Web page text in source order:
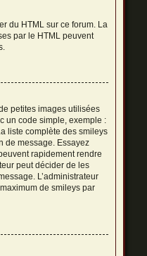
du HTML sur ce forum. La
par le HTML peuvent
petites images utilisées
un code simple, exemple :
liste complète des smileys
de message. Essayez
rapidement rendre
peut décider de les
L’administrateur
de smileys par